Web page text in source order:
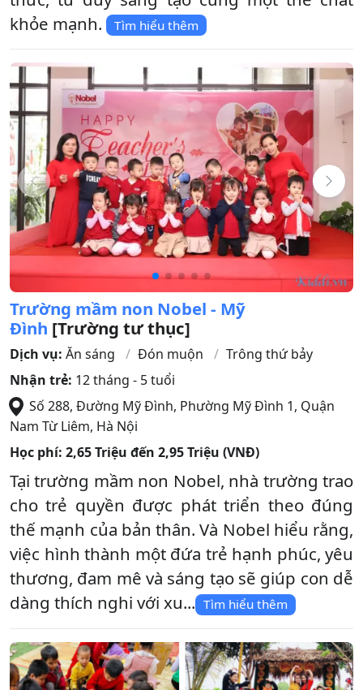
khỏe mạnh.
Tìm hiểu thêm
Trường mầm non Nobel - Mỹ
Đình [Trường tư thục]
Dịch vụ: Ăn sáng Đón muộn
Trông thứ bảy
Nhận trẻ: 12 tháng - 5 tuổi
Số 288, Đường Mỹ Đình, Phường Mỹ Đình 1, Quận
Nam Từ Liêm, Hà Nội
Học phí: 2,65 Triệu đến 2,95 Triệu (VNĐ)
Tại trường mầm non Nobel, nhà trường trao
cho trẻ quyền được phát triển theo đúng
thế mạnh của bản thân. Và Nobel hiểu rằng,
việc hình thành một đứa trẻ hạnh phúc, yêu
thương, đam mê và sáng tạo sẽ giúp con dễ
dàng thích nghi với xu... Tìm hiểu thêm